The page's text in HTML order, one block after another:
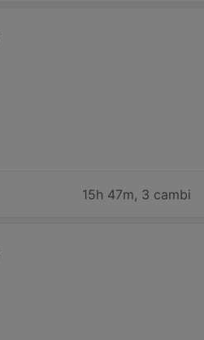
15h 47m, 3 cambi